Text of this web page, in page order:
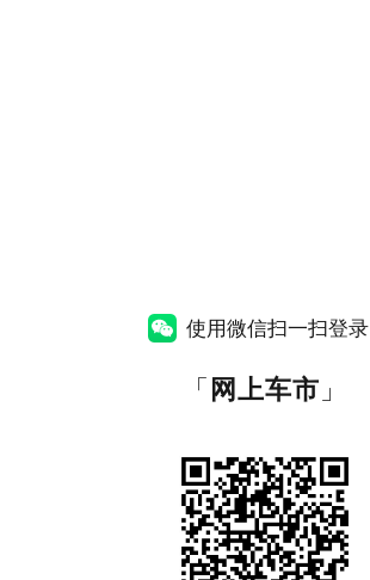
使用微信扫一扫登录
「 网上车市 」